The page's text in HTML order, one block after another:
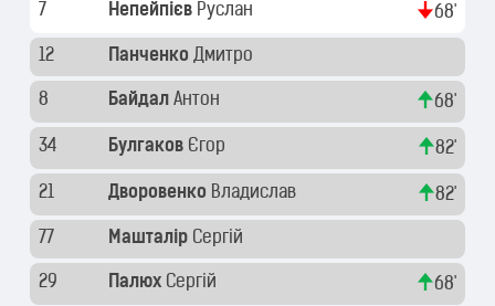
7 Непейпієв Руслан 68'
12 Панченко Дмитро
8 Байдал Антон 68'
34 Булгаков Єгор 82'
21 Дворовенко Владислав 82'
77 Машталір Сергій
29 Палюх Сергій 68'